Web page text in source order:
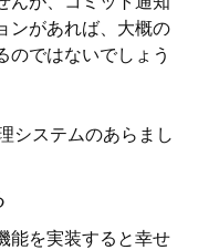
ンがあれば、大概の
のではないでしょう
システムのあらまし
能を実装すると幸せ